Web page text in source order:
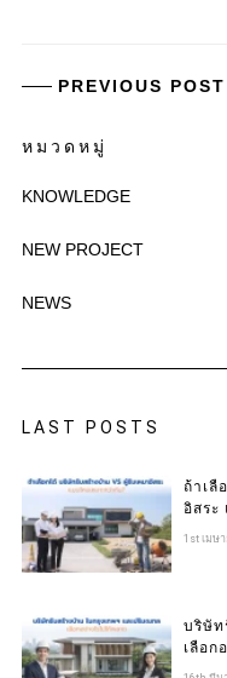
PREVIOUS POST
หมวดหมู่
KNOWLEDGE
NEW PROJECT
NEWS
LAST POSTS
ถ้าเลื
อิสระ
1st เมษ
บริษัท
เลือก